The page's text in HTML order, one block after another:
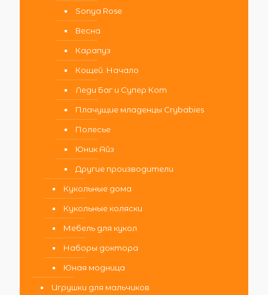
Sonya Rose
Весна
Карапуз
Кощей. Начало
Леди Баг и Супер Кот
Плачущие младенцы Crybabies
Полесье
Юник Айз
Другие производители
Кукольные дома
Кукольные коляски
Мебель для кукол
Наборы доктора
Юная модница
Игрушки для мальчиков